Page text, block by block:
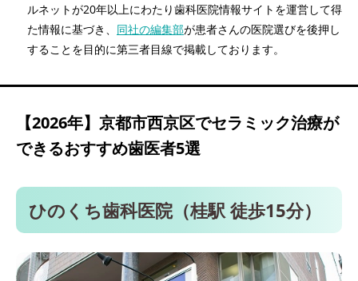
ひのくち歯科医院（桂駅 徒歩15分）
五十嵐歯科医院（桂川駅 バスで10分）
駅 徒歩3分）
さかの歯科（洛西口駅 車で10分）
片山歯科クリニック（桂駅 徒歩1分）
ルネットが20年以上にわたり歯科医院情報サイトを運営して得
た情報に基づき、 同社の編集部が患者さんの医院選びを後押し
することを目的に第三者目線で掲載しております。
【2026年】 京都市西京区でセラミック治療が
できるおすすめ歯医者5選
ひのくち歯科医院（桂駅 徒歩15分）